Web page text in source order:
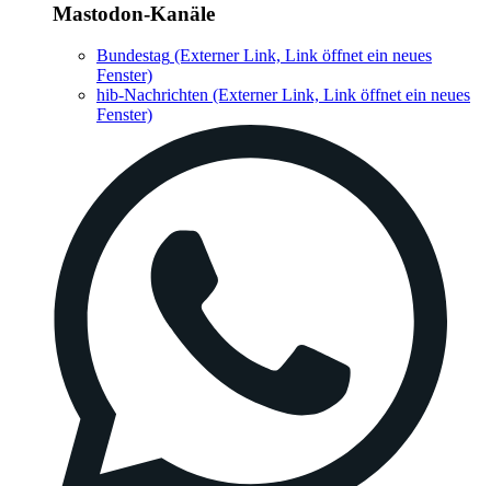
Mastodon-Kanäle
Bundestag (Externer Link, Link öffnet ein neues
Fenster)
hib-Nachrichten (Externer Link, Link öffnet ein neues
Fenster)